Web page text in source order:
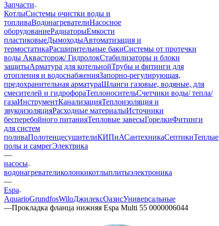
Запчасти
КотлыСистемы очистки воды и
топливаВодонагревателиНасосное
оборудованиеРадиаторыЕмкости
пластиковыеДымоходыАвтоматизация и
термостатикаРасширительные бакиСистемы от протечки
воды Аквасторож/ ГидролокСтабилизаторы и блоки
защитыАрматура для котельнойТрубы и фитинги для
отопления и водоснабженияЗапорно-регулирующая,
предохранительная арматураШланги газовые, водяные, для
смесителей и гидрофораТеплоносительСчетчики воды/ тепла/
газаИнструментКанализацияТеплоизоляция и
звукоизоляцияРасходные материалыИсточники
бесперебойного питанияТепловые завесыГорелкиФитинги
для систем
поливаПолотенцесушителиКИПиАСантехникаСептикиТеплые
полы и самрегЭлектрика
—
насосы
водонагревателиколонкикотлыплитыэлектроника
—
Espa
AquarioGrundfosWiloДжилексОазисУниверсальные
—Прокладка фланца нижняя Espa Multi 55 0000006044